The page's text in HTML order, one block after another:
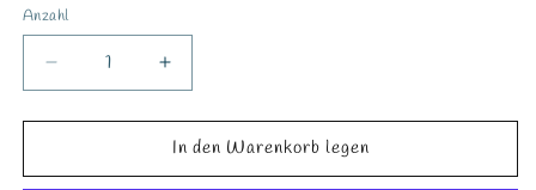
Anzahl
Verringere
die
Menge
Bügelbild
Erhöhe
die
Menge
für
Bügelbild
In den Warenkorb legen